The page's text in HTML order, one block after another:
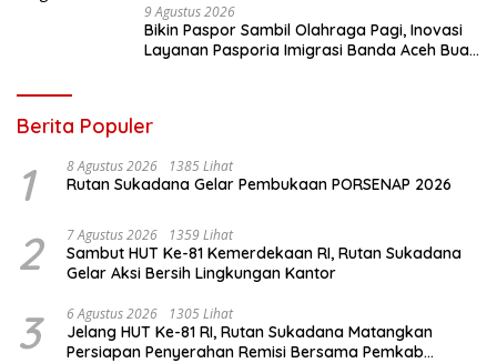
9 Agustus 2026
Bikin Paspor Sambil Olahraga Pagi, Inovasi
Layanan Pasporia Imigrasi Banda Aceh Buat
Berita Populer
1 8 Agustus 2026 1385 Lihat
Rutan Sukadana Gelar Pembukaan PORSENAP 2026
2 7 Agustus 2026 1359 Lihat
Sambut HUT Ke-81 Kemerdekaan RI, Rutan Sukadana
Gelar Aksi Bersih Lingkungan Kantor
3 6 Agustus 2026 1305 Lihat
Jelang HUT Ke-81 RI, Rutan Sukadana Matangkan
Persiapan Penyerahan Remisi Bersama Pemkab